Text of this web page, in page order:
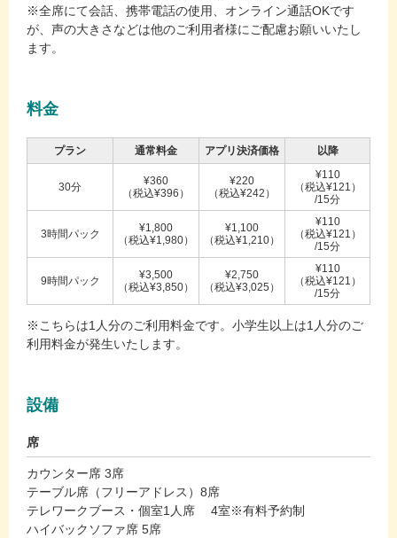
※全席にて会話、携帯電話の使用、オンライン通話OKです
が、声の大きさなどは他のご利用者様にご配慮お願いいたし
ます。
料金
プラン 通常料金 アプリ決済価格 以降
30分
¥360
（税込¥396）
¥220
（税込¥242）
¥110
（税込¥121）
/15分
3時間パック
¥1,800
（税込¥1,980）
¥1,100
（税込¥1,210）
¥110
（税込¥121）
/15分
9時間パック
¥3,500
（税込¥3,850）
¥2,750
（税込¥3,025）
¥110
（税込¥121）
/15分
※こちらは1人分のご利用料金です。小学生以上は1人分のご
利用料金が発生いたします。
設備
席
カウンター席 3席
テーブル席（フリーアドレス）8席
テレワークブース・個室1人席 4室※有料予約制
ハイバックソファ席 5席